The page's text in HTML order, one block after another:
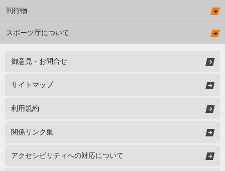
刊行物
スポーツ庁について
御意見・お問合せ
サイトマップ
利用規約
関係リンク集
アクセシビリティへの対応について